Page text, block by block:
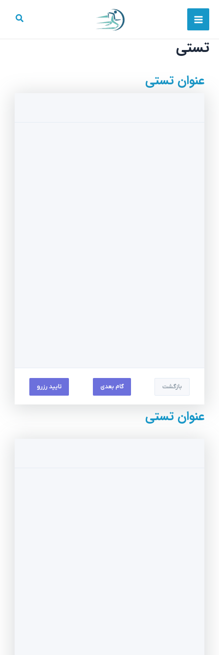
پرش
محتوا
Main
Menu
تستی
عنوان تستی
بازگشت گام بعدی تایید رزرو
عنوان تستی